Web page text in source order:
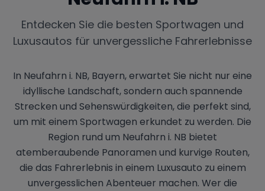
Entdecken Sie die besten Sportwagen und
Luxusautos für unvergessliche Fahrerlebnisse
In Neufahrn i. NB, Bayern, erwartet Sie nicht nur eine
idyllische Landschaft, sondern auch spannende
Strecken und Sehenswürdigkeiten, die perfekt sind,
um mit einem Sportwagen erkundet zu werden. Die
Region rund um Neufahrn i. NB bietet
atemberaubende Panoramen und kurvige Routen,
die das Fahrerlebnis in einem Luxusauto zu einem
unvergesslichen Abenteuer machen. Wer die